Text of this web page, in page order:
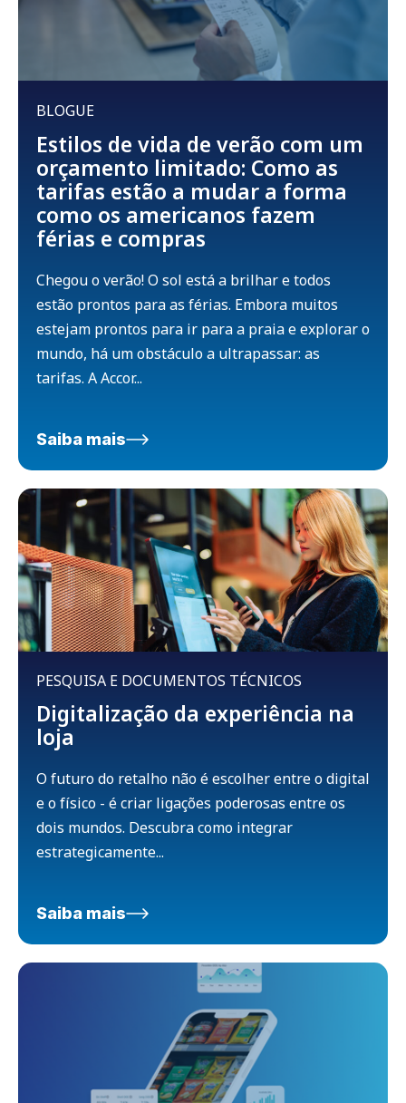
BLOGUE
Estilos de vida de verão com um
orçamento limitado: Como as
tarifas estão a mudar a forma
como os americanos fazem
férias e compras
Chegou o verão! O sol está a brilhar e todos
estão prontos para as férias. Embora muitos
estejam prontos para ir para a praia e explorar o
mundo, há um obstáculo a ultrapassar: as
tarifas. A Accor...
Saiba mais
PESQUISA E DOCUMENTOS TÉCNICOS
Digitalização da experiência na
loja
O futuro do retalho não é escolher entre o digital
e o físico - é criar ligações poderosas entre os
dois mundos. Descubra como integrar
estrategicamente...
Saiba mais